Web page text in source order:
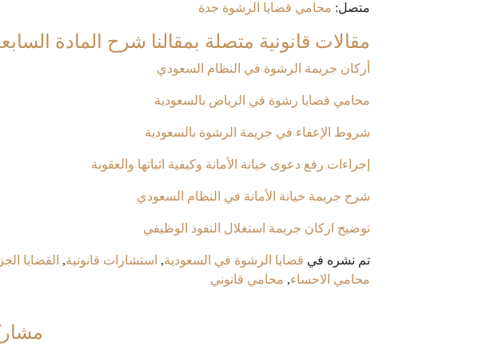
متصل: محامي قضايا الرشوة جدة
مقالات قانونية متصلة بمقالنا شرح المادة
أركان جريمة الرشوة في النظام السعودي
محامي قضايا رشوة في الرياض بالسعودية
شروط الإعفاء في جريمة الرشوة بالسعودية
إجراءات رفع دعوى خيانة الأمانة وكيفية اثباتها والعقوبة
شرح جريمة خيانة الأمانة في النظام السعودي
توضيح اركان جريمة استغلال النفوذ الوظيفي
تم نشره في قضايا الرشوة في السعودية, استشارات قانونية, القضايا
محامي الاحساء, محامي قانوني